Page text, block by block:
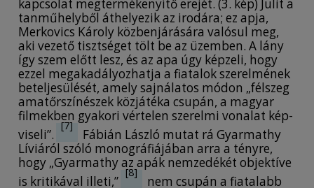
kapcsolat megtermékenyítő erejét. (3. kép) Julit a
tanműhelyből áthelyezik az irodára; ez apja,
Merkovics Károly közbenjárására valósul meg,
aki vezető tisztséget tölt be az üzemben. A lány
így szem előtt lesz, és az apa úgy képzeli, hogy
ezzel megakadályozhatja a fiatalok szerelmének
beteljesülését, amely sajnálatos módon „félszeg
amatőrszínészek közjátéka csupán, a magyar
filmekben gyakori vértelen szerelmi vonalat kép-
viseli”.
[7]
Fábián László mutat rá Gyarmathy
Líviáról szóló monográfiájában arra a tényre,
hogy „Gyarmathy az apák nemzedékét objektíve
is kritikával illeti,”
[8]
nem csupán a fiatalabb